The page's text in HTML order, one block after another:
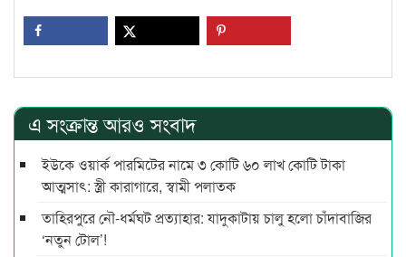
এ সংক্রান্ত আরও সংবাদ
ইউকে ওয়ার্ক পারমিটের নামে ৩ কোটি ৬০ লাখ কোটি টাকা
আত্মসাৎ: স্ত্রী কারাগারে, স্বামী পলাতক
তাহিরপুরে নৌ-ধর্মঘট প্রত্যাহার: যাদুকাটায় চালু হলো চাঁদাবাজির
‘নতুন টোল’!